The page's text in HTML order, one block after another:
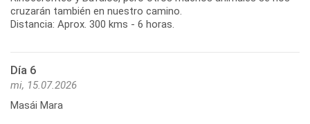
cruzarán también en nuestro camino.
Distancia: Aprox. 300 kms - 6 horas.
Día 6
mi, 15.07.2026
Masái Mara